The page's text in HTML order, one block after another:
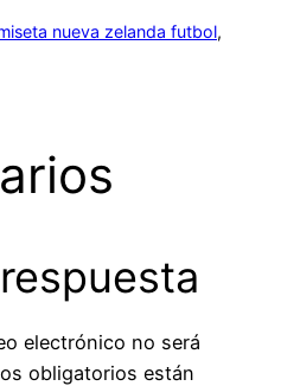
nueva zelanda futbol
electrónico no será
obligatorios están